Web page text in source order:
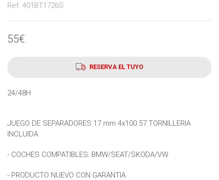
Ref. 401BT1726S
55€
RESERVA EL TUYO
24/48H
JUEGO DE SEPARADORES 17 mm 4x100 57 TORNILLERIA
INCLUIDA
- COCHES COMPATIBLES: BMW/SEAT/SKODA/VW
- PRODUCTO NUEVO CON GARANTIA